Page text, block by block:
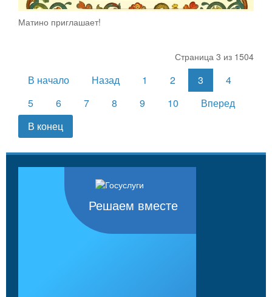
Матино приглашает!
Страница 3 из 1504
В начало Назад 1 2 3
4
5
6 7 8 9 10
Вперед
В конец
Решаем вместе